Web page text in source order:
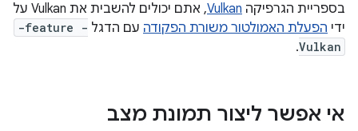
בספריית הגרפיקה Vulkan
, אתם יכולים להשבית את Vulkan על
ידי הפעלת האמולטור משורת הפקודה עם הדגל -feature -
Vulkan
.
אי אפשר ליצור תמונת מצב